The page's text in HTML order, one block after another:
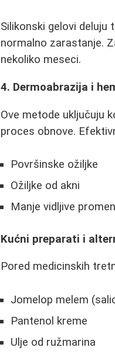
Silikonski gelovi
normalno zarastanje.
nekoliko meseci.
4. Dermoabrazija i
Ove metode uključuju
proces obnove.
Površinske ožiljke
Ožiljke od akni
Manje vidljive
Kućni preparati i
Pored medicinskih
Jomelop melem
Pantenol kreme
Ulje od ružmarina